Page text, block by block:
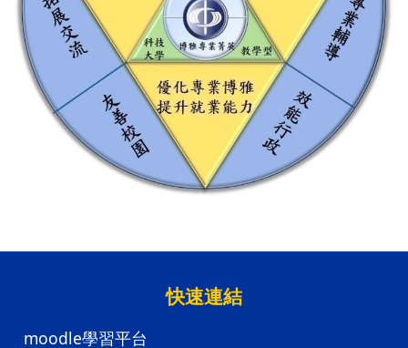
快速連結
moodle學習平台